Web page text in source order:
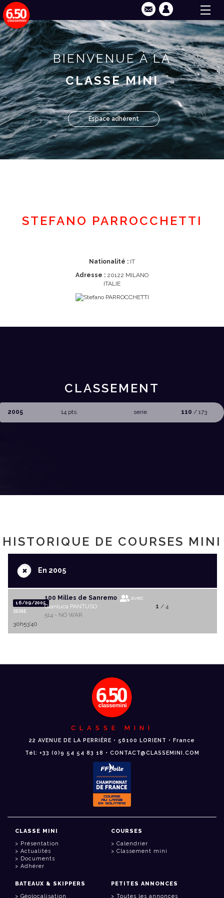
BIENVENUE À LA
CLASSE MINI
Espace adhérent
STEFANO PARROCCHETTI
Nationalité : IT
Adresse : 20122 MILANO
ITALIE
CLASSEMENT
2005 14 pts. serie 110 / 173
HISTORIQUE DE COURSES MINI
+En 2005
16/09/2005
SERIE
100 Milles de Sanremo
avec
Gianluca PANTUSO
514 - NO WAR
1 / 4
30h53'40
CLASSE MINI
22 AVENUE DE LA PERRIÈRE • 56100 LORIENT • France
Tél: +33 (0)9 54 54 83 18 • CONTACT@CLASSEMINI.COM
CLASSE MINI
Présentation
Actualités
Documents
Adhérer
COURSES
Calendrier
Classement mini
BATEAUX & SKIPPERS
Géolocalisation
PETITES ANNONCES
Toutes les annonces